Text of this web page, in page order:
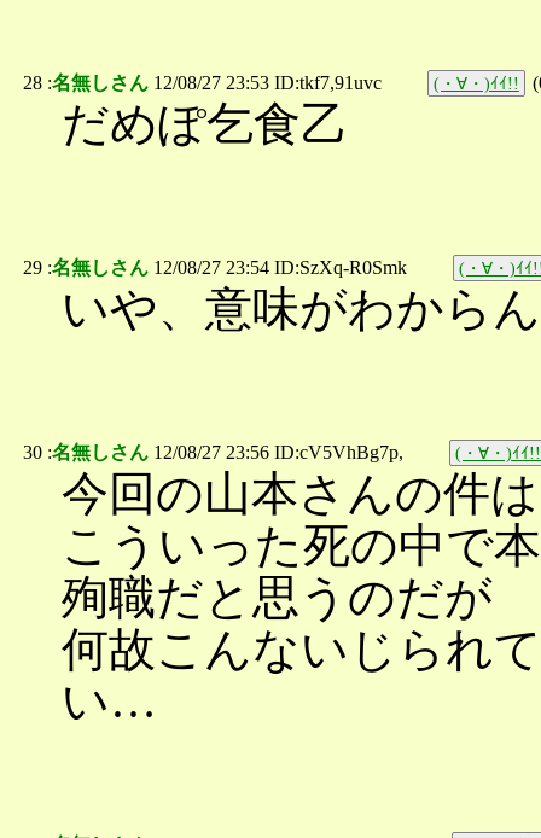
28 :名無しさん 12/08/27 23:53 ID:tkf7,91uvc (・∀・)ｲｲ!! (
だめぽ乞食乙
29 :名無しさん 12/08/27 23:54 ID:SzXq-R0Smk (・∀・)ｲｲ
いや、意味がわからん
30 :名無しさん 12/08/27 23:56 ID:cV5VhBg7p, (・∀・)ｲｲ!!
今回の山本さんの件は
こういった死の中で
殉職だと思うのだが
何故こんないじられ
い…